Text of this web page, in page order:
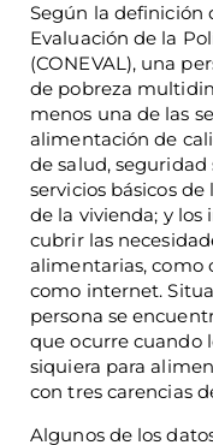
Según la definición
Evaluación de la
(CONEVAL), una
de pobreza
menos una de las
alimentación de
de salud, seguridad
servicios básicos
de la vivienda; y los
cubrir las
alimentarias, como
como internet.
persona se
que ocurre cuando
siquiera para
con tres carencias
Algunos de los